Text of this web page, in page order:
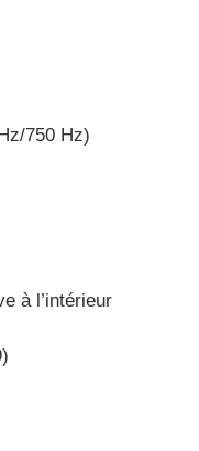
750 Hz)
à l’intérieur